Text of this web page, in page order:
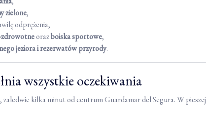
zielone,
odprężenia,
zdrowotneorazboiska sportowe,
jeziora i rezerwatów przyrody.
wszystkie oczekiwania
zaledwie kilka minut od centrum Guardamar del Segura. W pieszej